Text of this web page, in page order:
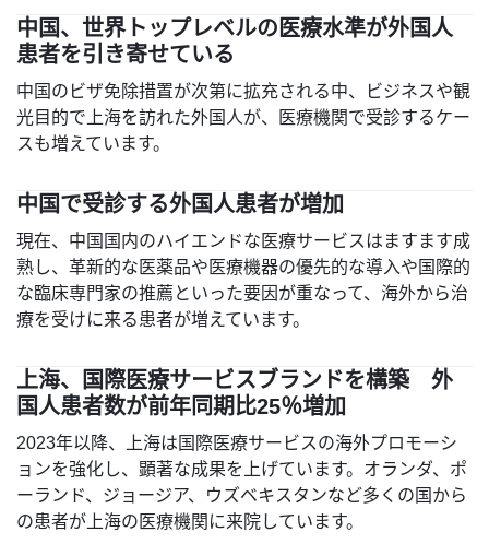
中国、世界トップレベルの医療水準が外国人
患者を引き寄せている
中国のビザ免除措置が次第に拡充される中、ビジネスや観
光目的で上海を訪れた外国人が、医療機関で受診するケー
スも増えています。
中国で受診する外国人患者が増加
現在、中国国内のハイエンドな医療サービスはますます成
熟し、革新的な医薬品や医療機器の優先的な導入や国際的
な臨床専門家の推薦といった要因が重なって、海外から治
療を受けに来る患者が増えています。
上海、国際医療サービスブランドを構築 外
国人患者数が前年同期比25％増加
2023年以降、上海は国際医療サービスの海外プロモーシ
ョンを強化し、顕著な成果を上げています。オランダ、ポ
ーランド、ジョージア、ウズベキスタンなど多くの国から
の患者が上海の医療機関に来院しています。